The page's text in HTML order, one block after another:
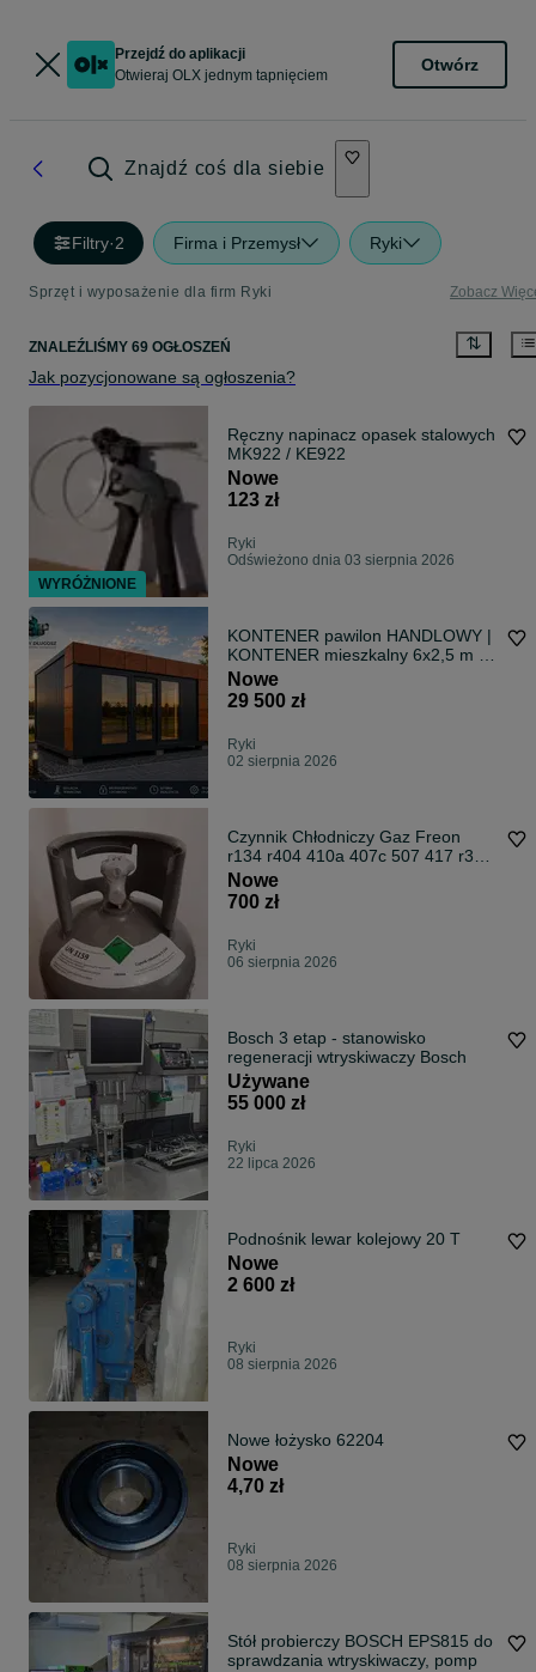
Przejdź do aplikacji
Otwieraj OLX jednym tapnięciem
Otwórz
Znajdź coś dla siebie
Filtry·2 Firma i Przemysł Ryki
Sprzęt i wyposażenie dla firm Ryki Zobacz
ZNALEŹLIŚMY 69 OGŁOSZEŃ
Jak pozycjonowane są ogłoszenia?
Ręczny napinacz opasek stalowych
MK922 / KE922
Nowe
123 zł
Ryki
Odświeżono dnia 03 sierpnia 2026
KONTENER pawilon HANDLOWY |
KONTENER mieszkalny 6x2,5 m |
Domek całoroczny PIR 100 mm |
Kontener usługowy
Nowe
29 500 zł
Ryki
02 sierpnia 2026
Czynnik Chłodniczy Gaz Freon
r134 r404 410a 407c 507 417 r32
422d 407f
Nowe
700 zł
Ryki
06 sierpnia 2026
Bosch 3 etap - stanowisko
regeneracji wtryskiwaczy Bosch
Używane
55 000 zł
Ryki
22 lipca 2026
Podnośnik lewar kolejowy 20 T
Nowe
2 600 zł
Ryki
08 sierpnia 2026
Nowe łożysko 62204
Nowe
4,70 zł
Ryki
08 sierpnia 2026
Stół probierczy BOSCH EPS815 do
sprawdzania wtryskiwaczy, pomp
WYRÓŻNIONE